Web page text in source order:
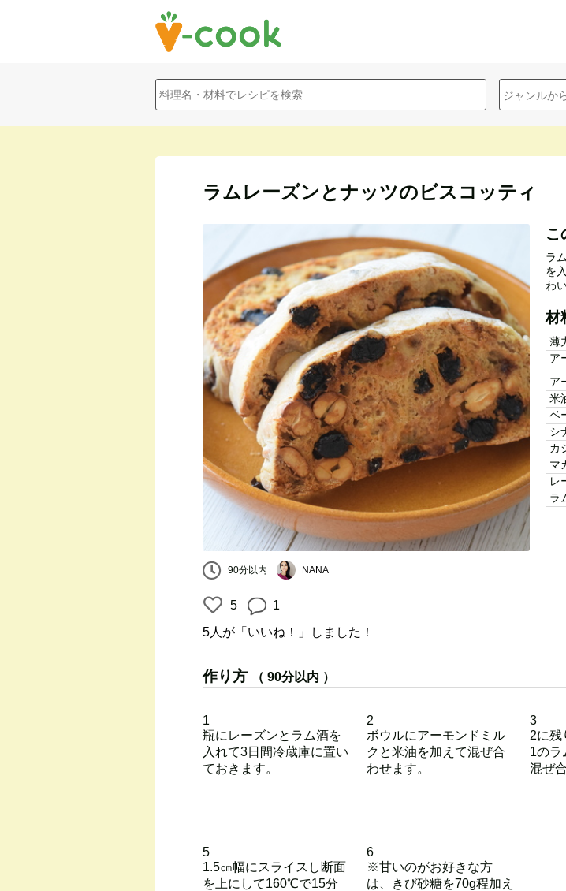
ラムレーズンとナッツのビスコッティ
90分以内 NANA
5 1
5人 が「いいね！」しました！
こ
ラ
を
わ
材
薄
ア
ア
米
ベ
シ
カ
マ
レ
ラ
作り方 （ 90分以内 ）
1
瓶にレーズンとラム酒を
入れて3日間冷蔵庫に置い
ておきます。
2
ボウルにアーモンドミル
クと米油を加えて混ぜ合
わせます。
3
2に残
1のラ
混ぜ
5
1.5㎝幅にスライスし断面
を上にして160℃で15分
6
※甘いのがお好きな方
は、きび砂糖を70g程加え